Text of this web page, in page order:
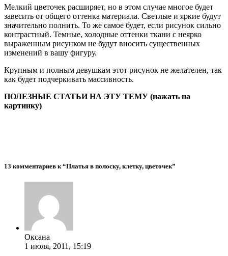
Мелкий цветочек расширяет, но в этом случае многое будет
завесить от общего оттенка материала. Светлые и яркие будут
значительно полнить. То же самое будет, если рисунок сильно
контрастный. Темные, холодные оттенки ткани с неярко
выраженным рисунком не будут вносить существенных
изменений в вашу фигуру.
Крупным и полным девушкам этот рисунок не желателен, так
как будет подчеркивать массивность.
ПОЛЕЗНЫЕ СТАТЬИ НА ЭТУ ТЕМУ (нажать на
картинку)
13 комментариев к “Платья в полоску, клетку, цветочек”
Оксана
1 июля, 2011, 15:19